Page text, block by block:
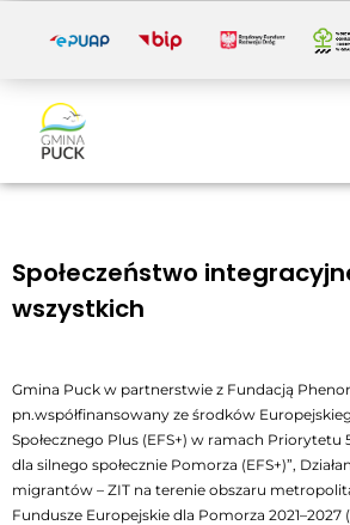
Społeczeństwo
wszystkich
Gmina Puck w partnerstwie z Fundacją
pn.współfinansowany ze środków
Społecznego Plus (EFS+) w ramach Priorytetu
dla silnego społecznie Pomorza (EFS+)”,
migrantów – ZIT na terenie obszaru
Fundusze Europejskie dla Pomorza 2021–2027